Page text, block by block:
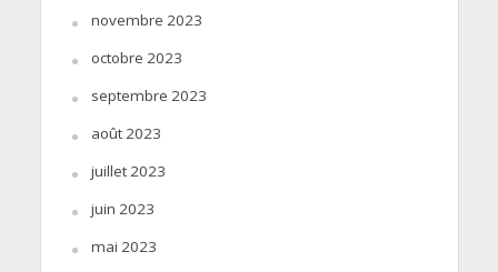
novembre 2023
octobre 2023
septembre 2023
août 2023
juillet 2023
juin 2023
mai 2023